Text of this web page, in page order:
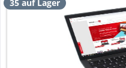
35 auf Lager